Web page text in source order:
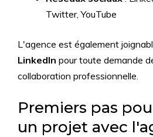
Twitter, YouTube
L'agence est également
LinkedIn pour toute demande
collaboration professionnelle.
Premiers pas
un projet avec